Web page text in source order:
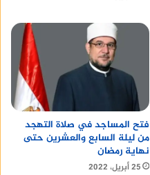
فتح المساجد في صلاة التهجد
من ليلة السابع والعشرين حتى
نهاية رمضان
25 أبريل، 2022